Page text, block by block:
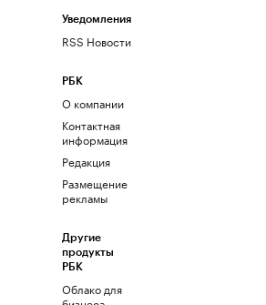
Уведомления
RSS Новости
РБК
О компании
Контактная
информация
Редакция
Размещение
рекламы
Другие
продукты
РБК
Облако для